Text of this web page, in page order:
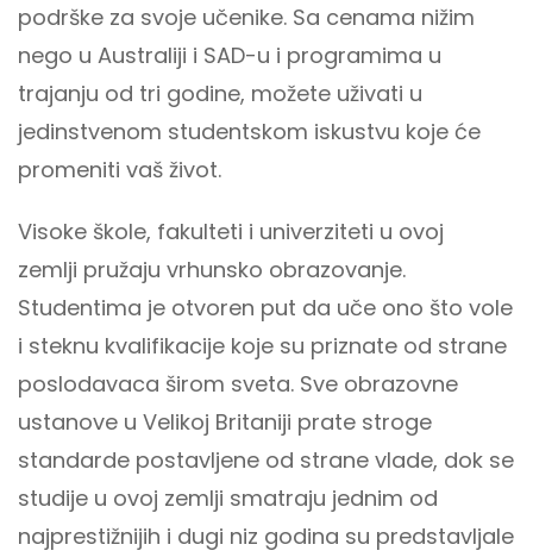
podrške za svoje učenike. Sa cenama nižim
nego u Australiji i SAD-u i programima u
trajanju od tri godine, možete uživati u
jedinstvenom studentskom iskustvu koje će
promeniti vaš život.
Visoke škole, fakulteti i univerziteti u ovoj
zemlji pružaju vrhunsko obrazovanje.
Studentima je otvoren put da uče ono što vole
i steknu kvalifikacije koje su priznate od strane
poslodavaca širom sveta. Sve obrazovne
ustanove u Velikoj Britaniji prate stroge
standarde postavljene od strane vlade, dok se
studije u ovoj zemlji smatraju jednim od
najprestižnijih i dugi niz godina su predstavljale